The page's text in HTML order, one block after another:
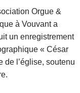
Orgue &
à Vouvant a
un enregistrement
« César
de l’église, soutenu